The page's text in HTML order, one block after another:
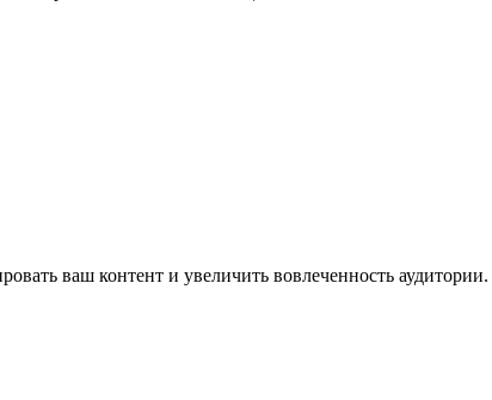
ваш контент и увеличить вовлеченность аудитории.